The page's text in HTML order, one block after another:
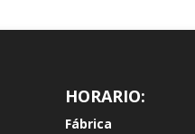
HORARIO:
Fábrica